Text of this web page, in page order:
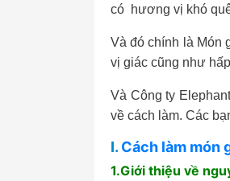
có hương vị khó
Và đó chính là Món
vị giác cũng như
Và Công ty
về cách làm. Các
I. Cách làm món
1.Giới thiệu về